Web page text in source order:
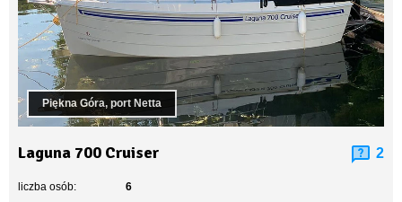
Piękna Góra, port Netta
Laguna 700 Cruiser 2
liczba osób:
6